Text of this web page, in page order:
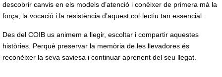
descobrir canvis en els models d’atenció i conèixer de primera mà la
força, la vocació i la resistència d’aquest col·lectiu tan essencial.
Des del COIB us animem a llegir, escoltar i compartir aquestes
històries. Perquè preservar la memòria de les llevadores és
reconèixer la seva saviesa i continuar aprenent del seu llegat.